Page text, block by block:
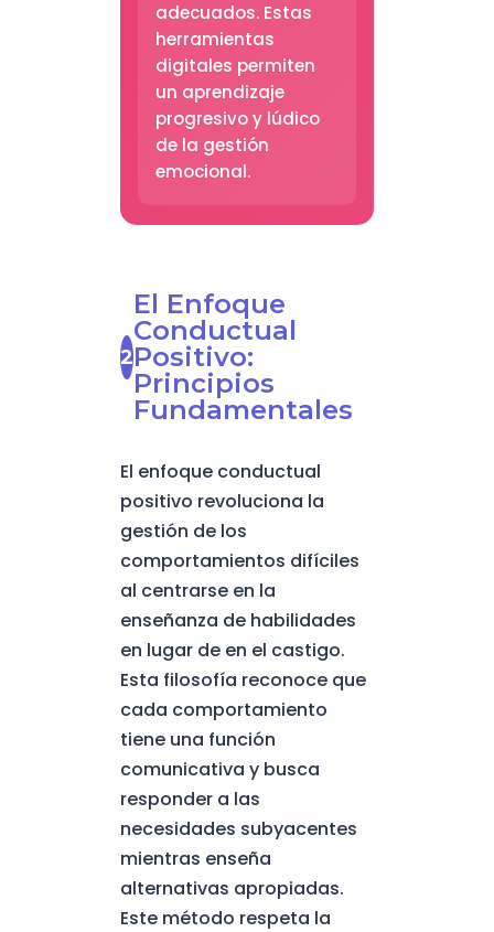
adecuados. Estas
herramientas
digitales permiten
un aprendizaje
progresivo y lúdico
de la gestión
emocional.
El Enfoque
Conductual
Positivo:
Principios
Fundamentales
El enfoque conductual
positivo revoluciona la
gestión de los
comportamientos difíciles
al centrarse en la
enseñanza de habilidades
en lugar de en el castigo.
Esta filosofía reconoce que
cada comportamiento
tiene una función
comunicativa y busca
responder a las
necesidades subyacentes
mientras enseña
alternativas apropiadas.
Este método respeta la